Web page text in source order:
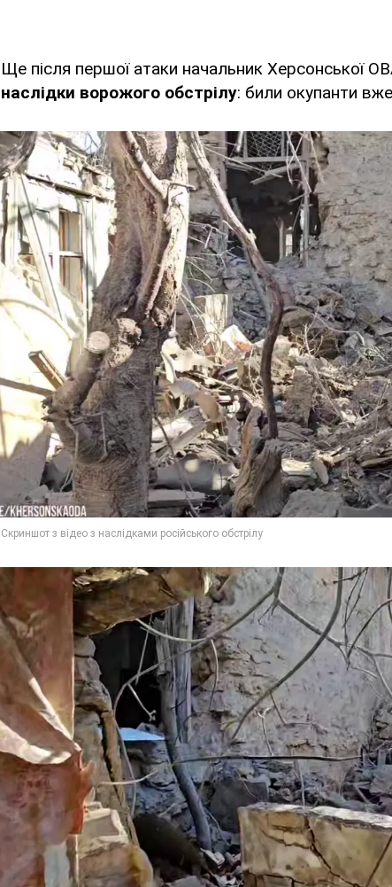
Ще після першої атаки начальник Херсонської
наслідки ворожого обстрілу: били окупанти